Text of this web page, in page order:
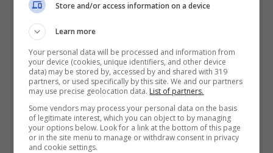
Store and/or access information on a device
Learn more
Your personal data will be processed and information from
your device (cookies, unique identifiers, and other device
data) may be stored by, accessed by and shared with 319
partners, or used specifically by this site. We and our partners
may use precise geolocation data. List of partners.
Some vendors may process your personal data on the basis
of legitimate interest, which you can object to by managing
your options below. Look for a link at the bottom of this page
or in the site menu to manage or withdraw consent in privacy
and cookie settings.